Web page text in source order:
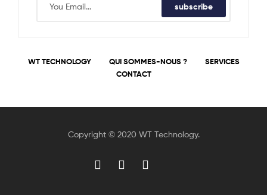
subscribe
WT TECHNOLOGY QUI SOMMES-NOUS ?
SERVICES
CONTACT
Copyright © 2020 WT Technology.